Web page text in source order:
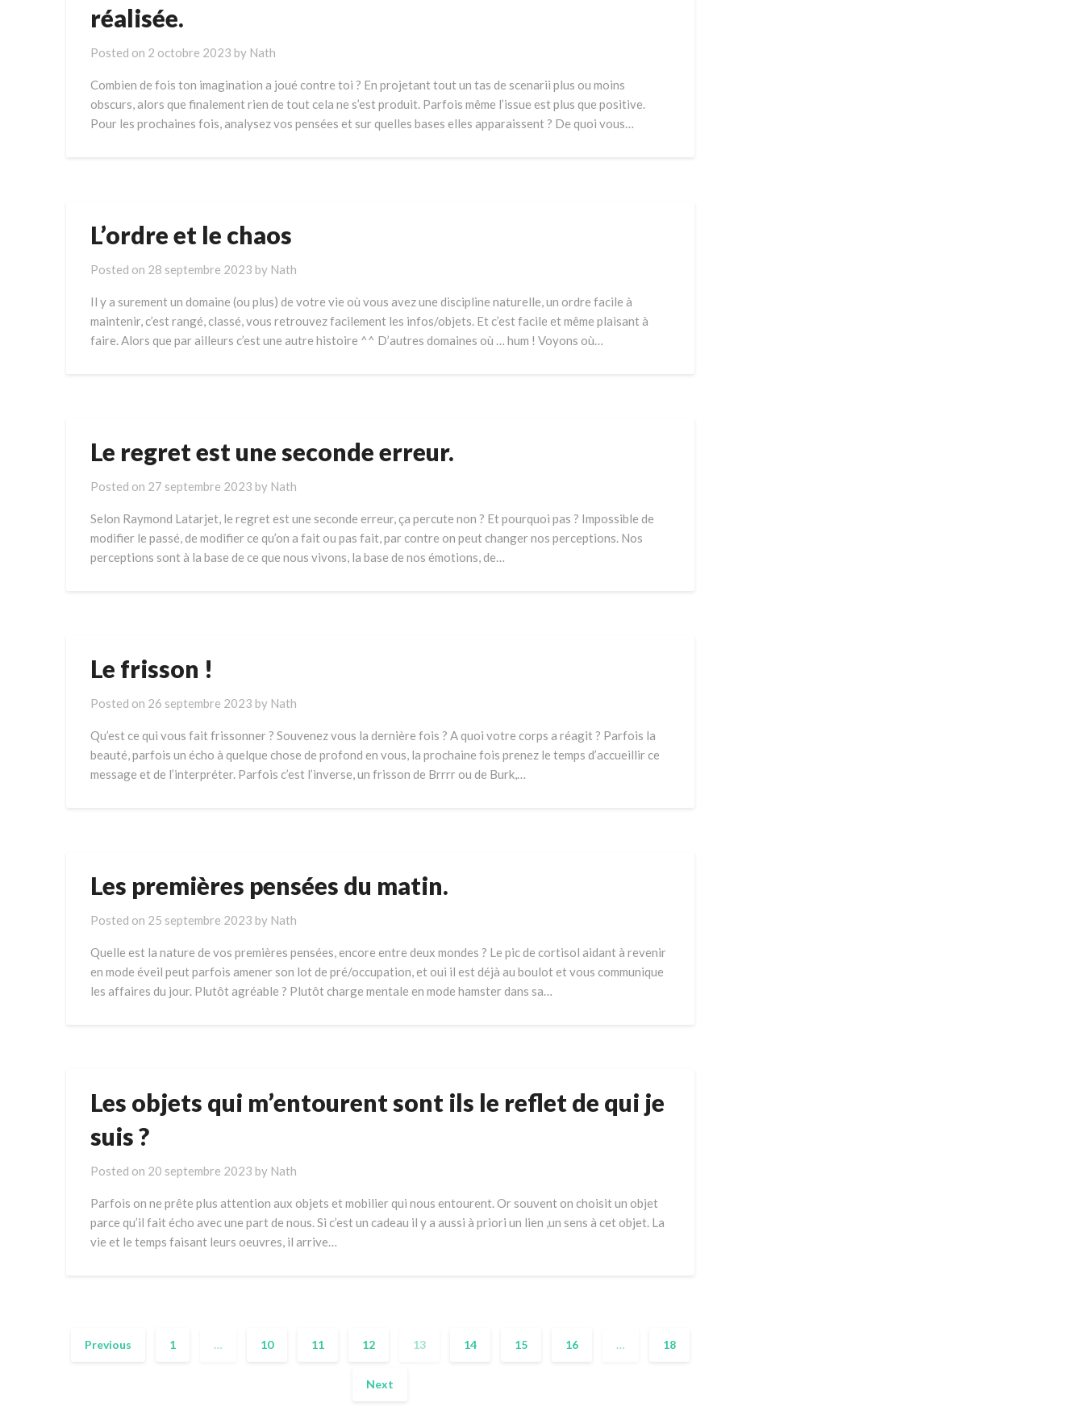
réalisée.
Posted on 2 octobre 2023 by Nath
Combien de fois ton imagination a joué contre toi ? En projetant tout un tas de scenarii plus ou moins
obscurs, alors que finalement rien de tout cela ne s’est produit. Parfois même l’issue est plus que positive.
Pour les prochaines fois, analysez vos pensées et sur quelles bases elles apparaissent ? De quoi vous…
L’ordre et le chaos
Posted on 28 septembre 2023 by Nath
Il y a surement un domaine (ou plus) de votre vie où vous avez une discipline naturelle, un ordre facile à
maintenir, c’est rangé, classé, vous retrouvez facilement les infos/objets. Et c’est facile et même plaisant à
faire. Alors que par ailleurs c’est une autre histoire ^^ D’autres domaines où … hum ! Voyons où…
Le regret est une seconde erreur.
Posted on 27 septembre 2023 by Nath
Selon Raymond Latarjet, le regret est une seconde erreur, ça percute non ? Et pourquoi pas ? Impossible de
modifier le passé, de modifier ce qu’on a fait ou pas fait, par contre on peut changer nos perceptions. Nos
perceptions sont à la base de ce que nous vivons, la base de nos émotions, de…
Le frisson !
Posted on 26 septembre 2023 by Nath
Qu’est ce qui vous fait frissonner ? Souvenez vous la dernière fois ? A quoi votre corps a réagit ? Parfois la
beauté, parfois un écho à quelque chose de profond en vous, la prochaine fois prenez le temps d’accueillir ce
message et de l’interpréter. Parfois c’est l’inverse, un frisson de Brrrr ou de Burk,…
Les premières pensées du matin.
Posted on 25 septembre 2023 by Nath
Quelle est la nature de vos premières pensées, encore entre deux mondes ? Le pic de cortisol aidant à revenir
en mode éveil peut parfois amener son lot de pré/occupation, et oui il est déjà au boulot et vous communique
les affaires du jour. Plutôt agréable ? Plutôt charge mentale en mode hamster dans sa…
Les objets qui m’entourent sont ils le reflet de qui je
suis ?
Posted on 20 septembre 2023 by Nath
Parfois on ne prête plus attention aux objets et mobilier qui nous entourent. Or souvent on choisit un objet
parce qu’il fait écho avec une part de nous. Si c’est un cadeau il y a aussi à priori un lien ,un sens à cet objet. La
vie et le temps faisant leurs oeuvres, il arrive…
Previous 1 … 10 11 12 13 14 15 16 … 18
Next